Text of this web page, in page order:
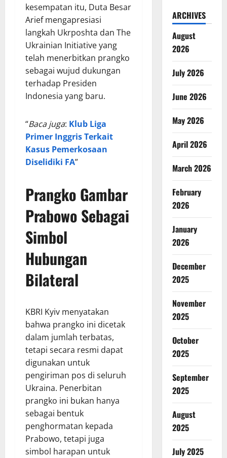
kesempatan itu, Duta Besar
Arief mengapresiasi
langkah Ukrposhta dan The
Ukrainian Initiative yang
telah menerbitkan prangko
sebagai wujud dukungan
terhadap Presiden
Indonesia yang baru.
“Baca juga: Klub Liga
Primer Inggris Terkait
Kasus Pemerkosaan
Diselidiki FA”
Prangko Gambar
Prabowo Sebagai
Simbol
Hubungan
Bilateral
KBRI Kyiv menyatakan
bahwa prangko ini dicetak
dalam jumlah terbatas,
tetapi secara resmi dapat
digunakan untuk
pengiriman pos di seluruh
Ukraina. Penerbitan
prangko ini bukan hanya
sebagai bentuk
penghormatan kepada
Prabowo, tetapi juga
simbol harapan untuk
ARCHIVES
August
2026
July 2026
June 2026
May 2026
April 2026
March 2026
February
2026
January
2026
December
2025
November
2025
October
2025
September
2025
August
2025
July 2025